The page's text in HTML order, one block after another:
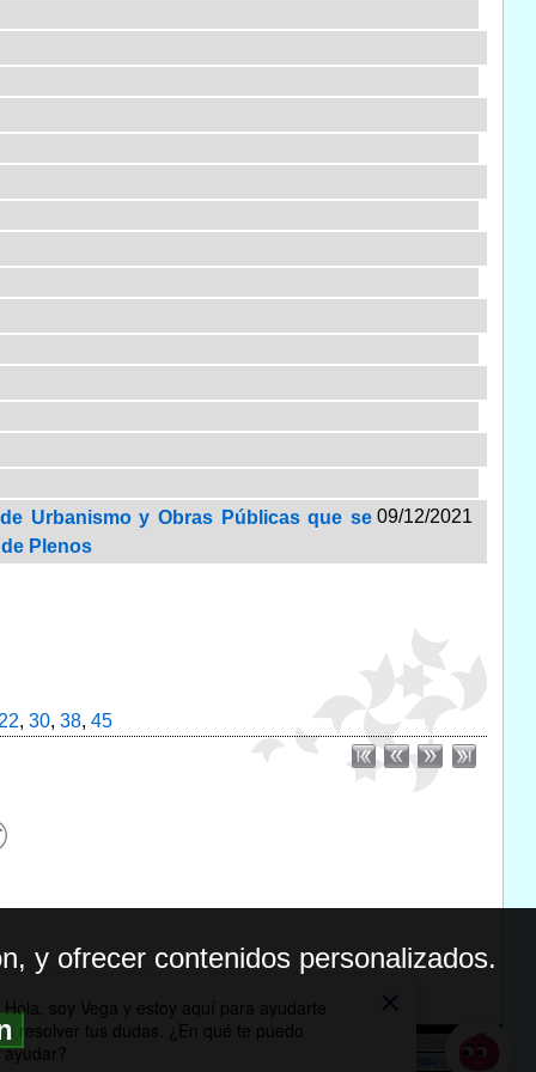
Urbanismo y Obras Públicas que se
Plenos
09/12/2021
22, 30, 38, 45
DE PRIVACIDAD
y ofrecer contenidos personalizados.